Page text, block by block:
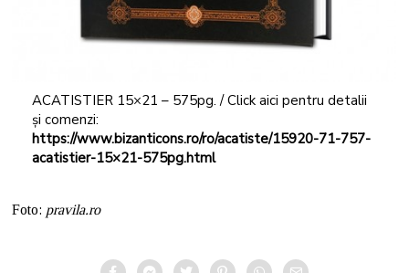
ACATISTIER 15×21 – 575pg. / Click aici pentru detalii
și comenzi:
https://www.bizanticons.ro/ro/acatiste/15920-71-757-
acatistier-15×21-575pg.html
Foto: pravila.ro